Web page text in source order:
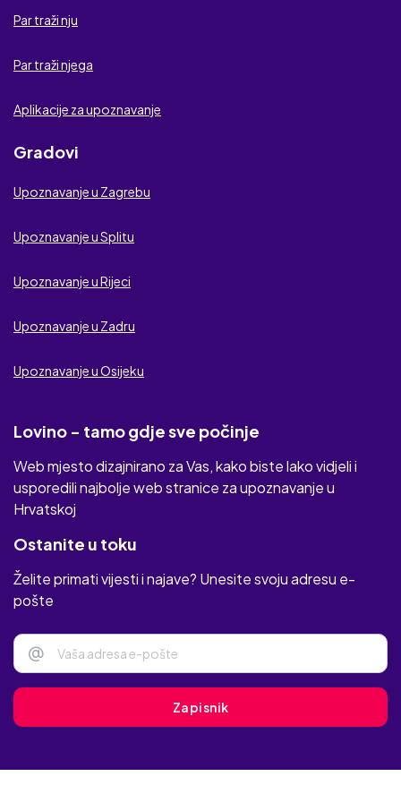
Par traži nju
Par traži njega
Aplikacije za upoznavanje
Gradovi
Upoznavanje u Zagrebu
Upoznavanje u Splitu
Upoznavanje u Rijeci
Upoznavanje u Zadru
Upoznavanje u Osijeku
Lovino - tamo gdje sve počinje
Web mjesto dizajnirano za Vas, kako biste lako vidjeli i
usporedili najbolje web stranice za upoznavanje u
Hrvatskoj
Ostanite u toku
Želite primati vijesti i najave? Unesite svoju adresu e-
pošte
@
Zapisnik